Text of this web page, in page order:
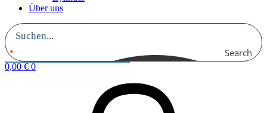
Über uns
Search
0,00 € 0